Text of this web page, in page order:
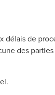
de
des